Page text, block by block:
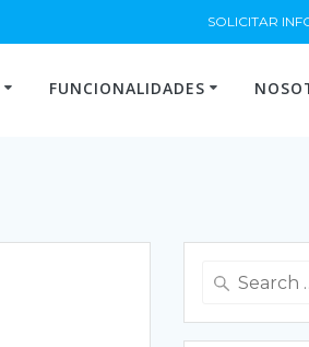
SOLICITAR
FUNCIONALIDADES
Search